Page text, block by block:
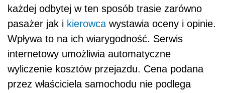
każdej odbytej w ten sposób trasie zarówno
pasażer jak i kierowca wystawia oceny i opinie.
Wpływa to na ich wiarygodność. Serwis
internetowy umożliwia automatyczne
wyliczenie kosztów przejazdu. Cena podana
przez właściciela samochodu nie podlega